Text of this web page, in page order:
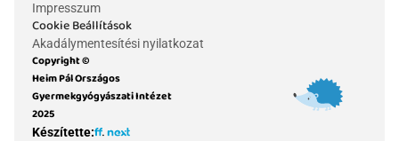
Impresszum
Cookie Beállítások
Akadálymentesítési nyilatkozat
Copyright ©
Heim Pál Országos
Gyermekgyógyászati Intézet
2025
Készítette: